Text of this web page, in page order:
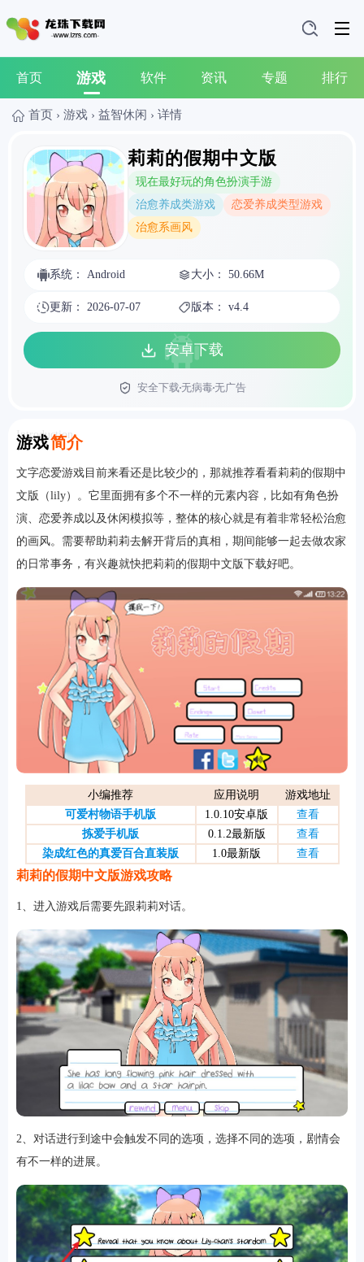
软件
首页 游戏 软件 资讯 专题 排行
首页 › 游戏 › 益智休闲 › 详情
莉莉的假期中文版
现在最好玩的角色扮演手游
治愈养成类游戏
恋爱养成类型游戏
治愈系画风
系统： Android 大小： 50.66M
更新： 2026-07-07 版本： v4.4
安卓下载
安全下载无病毒无广告
游戏简介
Introduction
文字恋爱游戏目前来看还是比较少的，那就推荐看看莉莉的假期中
文版（lily）。它里面拥有多个不一样的元素内容，比如有角色扮
演、恋爱养成以及休闲模拟等，整体的核心就是有着非常轻松治愈
的画风。需要帮助莉莉去解开背后的真相，期间能够一起去做农家
的日常事务，有兴趣就快把莉莉的假期中文版下载好吧。
小编推荐 应用说明
游戏地址
可爱村物语手机版
1.0.10安卓版
查看
拣爱手机版
0.1.2最新版
查看
染成红色的真爱百合直装版
1.0最新版 查看
莉莉的假期中文版游戏攻略
1、进入游戏后需要先跟莉莉对话。
2、对话进行到途中会触发不同的选项，选择不同的选项，剧情会
有不一样的进展。